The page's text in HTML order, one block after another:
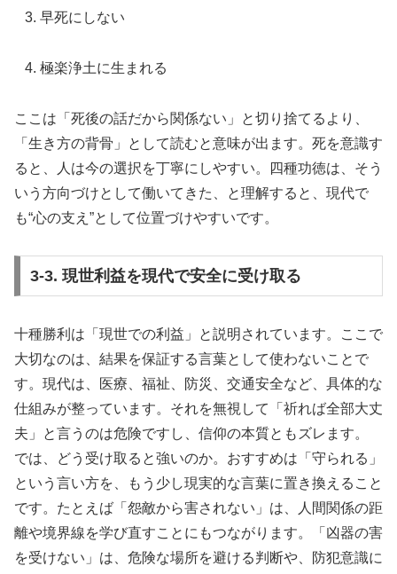
早死にしない
極楽浄土に生まれる
ここは「死後の話だから関係ない」と切り捨てるより、
「生き方の背骨」として読むと意味が出ます。死を意識す
ると、人は今の選択を丁寧にしやすい。四種功徳は、そう
いう方向づけとして働いてきた、と理解すると、現代で
も“心の支え”として位置づけやすいです。
3-3. 現世利益を現代で安全に受け取る
十種勝利は「現世での利益」と説明されています。ここで
大切なのは、結果を保証する言葉として使わないことで
す。現代は、医療、福祉、防災、交通安全など、具体的な
仕組みが整っています。それを無視して「祈れば全部大丈
夫」と言うのは危険ですし、信仰の本質ともズレます。
では、どう受け取ると強いのか。おすすめは「守られる」
という言い方を、もう少し現実的な言葉に置き換えること
です。たとえば「怨敵から害されない」は、人間関係の距
離や境界線を学び直すことにもつながります。「凶器の害
を受けない」は、危険な場所を避ける判断や、防犯意識に